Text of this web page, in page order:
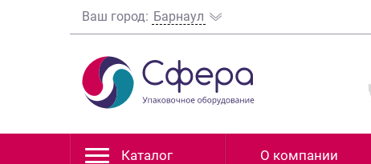
Ваш город: Барнаул
Каталог О компании